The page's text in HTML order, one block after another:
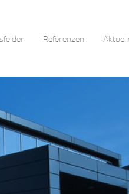
Referenzen